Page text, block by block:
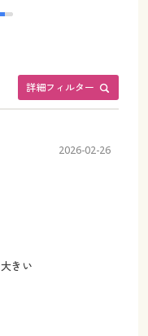
詳細フィルター
2026-02-26
大きい